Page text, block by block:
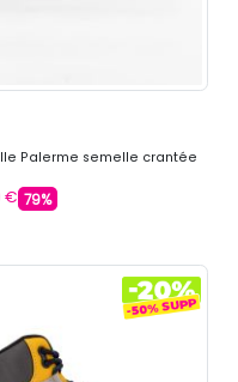
Palerme semelle crantée
€ 79%